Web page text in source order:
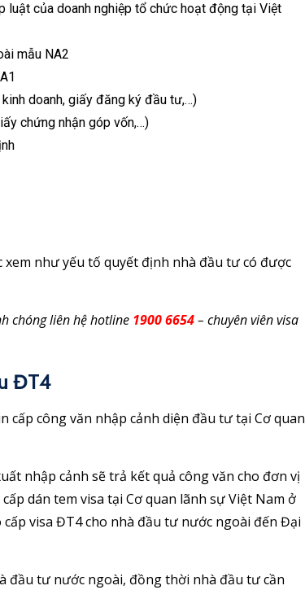
của doanh nghiệp tổ chức hoạt động tại Việt
mẫu NA2
doanh, giấy đăng ký đầu tư,…)
chứng nhận góp vốn,…)
xem như yếu tố quyết định nhà đầu tư có được
chóng liên hệ hotline 1900 6654– chuyên viên visa
ĐT4
công văn nhập cảnh diện đầu tư tại Cơ quan
nhập cảnh sẽ trả kết quả công văn cho đơn vị
dán tem visa tại Cơ quan lãnh sự Việt Nam ở
visa ĐT4 cho nhà đầu tư nước ngoài đến Đại
đầu tư nước ngoài, đồng thời nhà đầu tư cần